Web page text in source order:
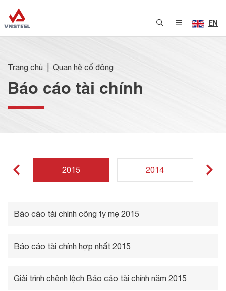
EN
Trang chủ Quan hệ cổ đông
Báo cáo tài chính
2015 2014
Báo cáo tài chính công ty mẹ 2015
Báo cáo tài chính hợp nhất 2015
Giải trình chênh lệch Báo cáo tài chính năm 2015